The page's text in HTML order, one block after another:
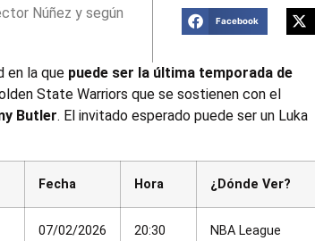
Núñez y según
Facebook
en la que puede ser la última temporada de
State Warriors que se sostienen con el
Butler. El invitado esperado puede ser un Luka
Fecha Hora ¿Dónde Ver?
07/02/2026
20:30
NBA League